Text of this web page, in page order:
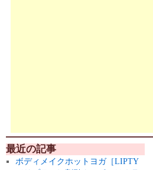
最近の記事
ボディメイクホットヨガ［LIPTY